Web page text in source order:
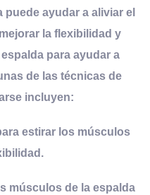
ayudar a aliviar el
la flexibilidad y
para ayudar a
de las técnicas de
incluyen:
estirar los músculos
músculos de la espalda